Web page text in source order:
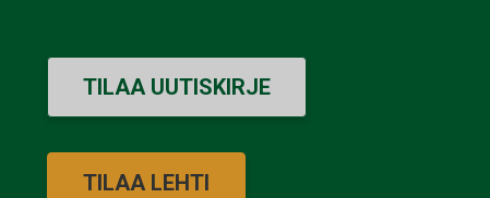
TILAA UUTISKIRJE
TILAA LEHTI